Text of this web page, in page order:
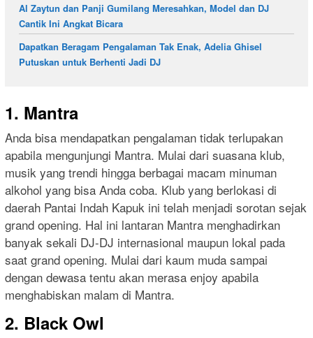
Al Zaytun dan Panji Gumilang Meresahkan, Model dan DJ
Cantik Ini Angkat Bicara
Dapatkan Beragam Pengalaman Tak Enak, Adelia Ghisel
Putuskan untuk Berhenti Jadi DJ
1. Mantra
Anda bisa mendapatkan pengalaman tidak terlupakan
apabila mengunjungi Mantra. Mulai dari suasana klub,
musik yang trendi hingga berbagai macam minuman
alkohol yang bisa Anda coba. Klub yang berlokasi di
daerah Pantai Indah Kapuk ini telah menjadi sorotan sejak
grand opening. Hal ini lantaran Mantra menghadirkan
banyak sekali DJ-DJ internasional maupun lokal pada
saat grand opening. Mulai dari kaum muda sampai
dengan dewasa tentu akan merasa enjoy apabila
menghabiskan malam di Mantra.
2. Black Owl